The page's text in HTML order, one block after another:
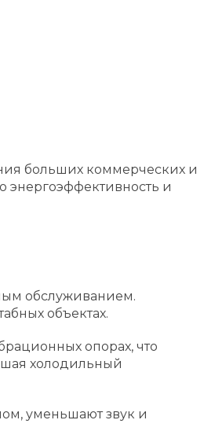
больших коммерческих и
и
обслуживанием.
объектах.
опорах, что
холодильный
уменьшают звук и